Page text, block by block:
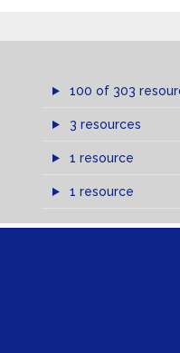
100 of 303
3 resources
1 resource
1 resource